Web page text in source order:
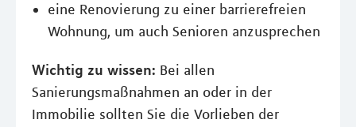
eine Renovierung zu einer barrierefreien
Wohnung, um auch Senioren anzusprechen
Wichtig zu wissen: Bei allen
Sanierungsmaßnahmen an oder in der
Immobilie sollten Sie die Vorlieben der